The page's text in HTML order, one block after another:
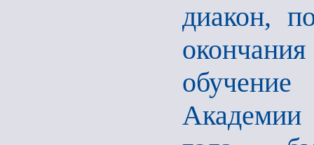
диакон,
Академии